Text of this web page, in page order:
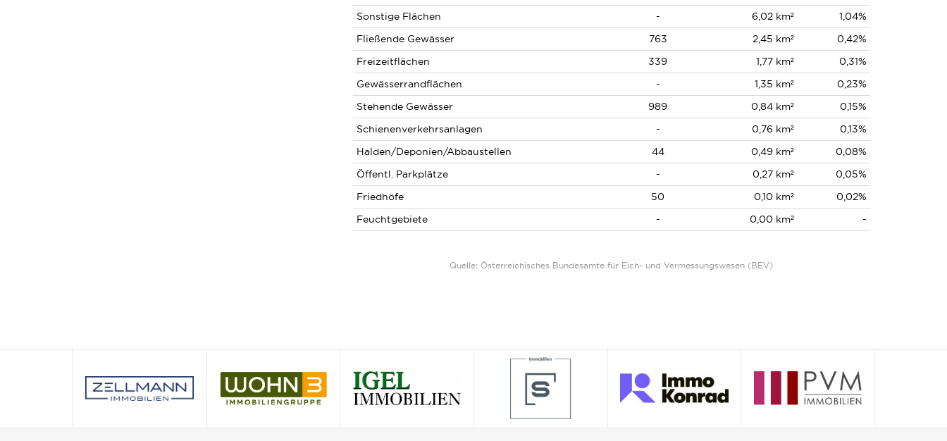
Sonstige Flächen
- 6,02 km²
1,04%
Fließende Gewässer
763 2,45 km²
0,42%
Freizeitflächen
339 1,77 km²
0,31%
Gewässerrandflächen
- 1,35 km²
0,23%
Stehende Gewässer
989 0,84 km²
0,15%
Schienenverkehrsanlagen
- 0,76 km²
0,13%
Halden/Deponien/Abbaustellen
44 0,49 km²
0,08%
Öffentl. Parkplätze
- 0,27 km²
0,05%
Friedhöfe
50 0,10 km²
0,02%
Feuchtgebiete
- 0,00 km² -
Quelle: Österreichisches Bundesamte für Eich- und Vermessungswesen (BEV)